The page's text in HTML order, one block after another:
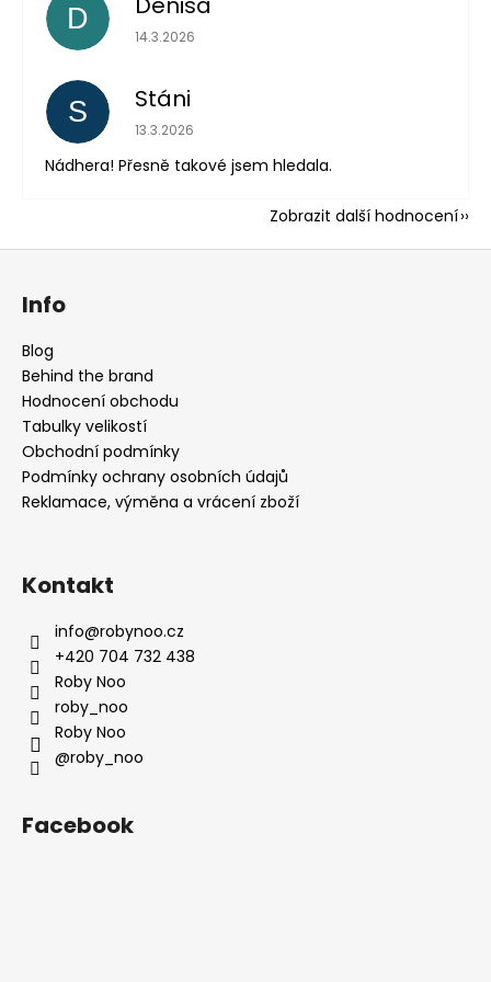
D Hodnocení obchodu je 5 z 5 hvězdiček.
14.3.2026
S Stáni
Hodnocení obchodu je 5 z 5 hvězdiček.
13.3.2026
Nádhera! Přesně takové jsem hledala.
Zobrazit další hodnocení
Z
Info
Blog
Behind the brand
Hodnocení obchodu
Tabulky velikostí
Obchodní podmínky
Podmínky ochrany osobních údajů
Reklamace, výměna a vrácení zboží
Kontakt
info@robynoo.cz
+420 704 732 438
Roby Noo
roby_noo
Roby Noo
@roby_noo
Facebook